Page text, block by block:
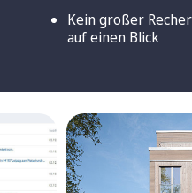
Kein großer
auf einen Blick